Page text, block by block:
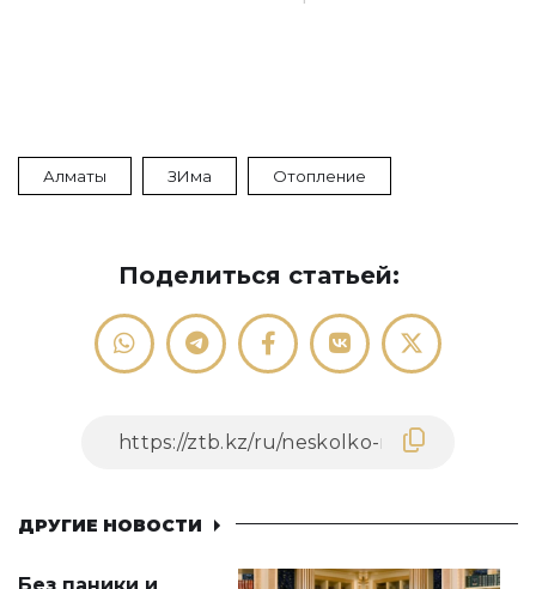
Алматы ЗИма Отопление
Поделиться статьей:
ДРУГИЕ НОВОСТИ